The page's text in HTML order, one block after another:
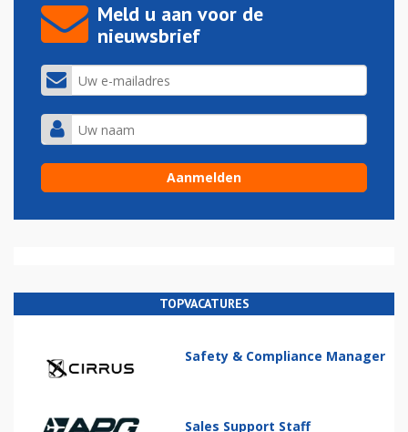
Meld u aan voor de
nieuwsbrief
TOPVACATURES
Safety & Compliance Manager
Sales Support Staff